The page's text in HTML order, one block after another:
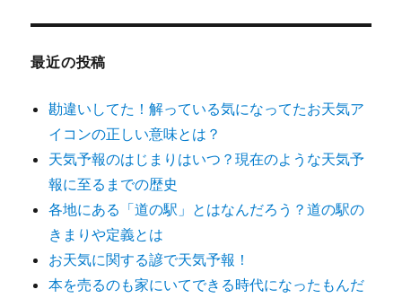
ン
象:
最近の投稿
勘違いしてた！解っている気になってたお天気ア
イコンの正しい意味とは？
天気予報のはじまりはいつ？現在のような天気予
報に至るまでの歴史
各地にある「道の駅」とはなんだろう？道の駅の
きまりや定義とは
お天気に関する諺で天気予報！
本を売るのも家にいてできる時代になったもんだ